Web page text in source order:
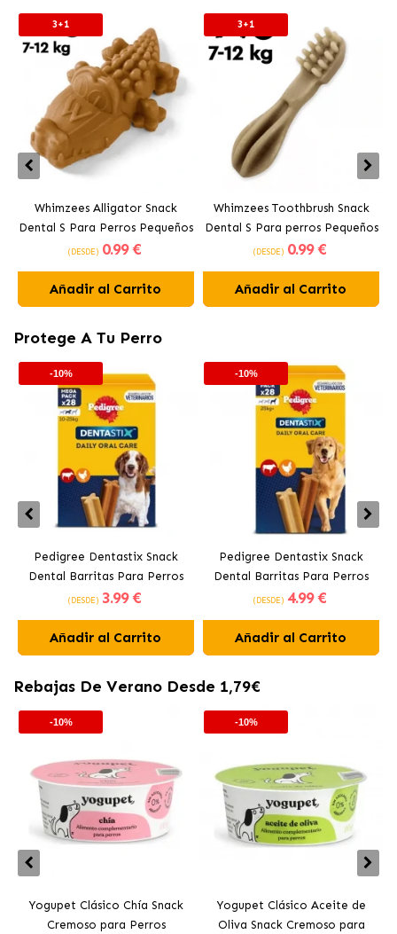
3+1
Whimzees Alligator Snack
Dental S Para Perros Pequeños
(DESDE) 0.99 €
Añadir al Carrito
3+1
Whimzees Toothbrush Snack
Dental S Para perros Pequeños
(DESDE) 0.99 €
Añadir al Carrito
Protege A Tu Perro
-10%
Pedigree Dentastix Snack
Dental Barritas Para Perros
Medianos 10-25 kg
(DESDE) 3.99 €
Añadir al Carrito
-10%
Pedigree Dentastix Snack
Dental Barritas Para Perros
Grandes +25 kg
(DESDE) 4.99 €
Añadir al Carrito
Rebajas De Verano Desde 1,79€
-10%
Yogupet Clásico Chía Snack
Cremoso para Perros
-10%
Yogupet Clásico Aceite de
Oliva Snack Cremoso para